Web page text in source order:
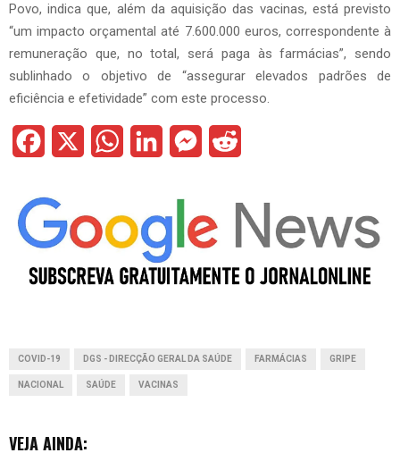
Povo, indica que, além da aquisição das vacinas, está previsto
“um impacto orçamental até 7.600.000 euros, correspondente à
remuneração que, no total, será paga às farmácias”, sendo
sublinhado o objetivo de “assegurar elevados padrões de
eficiência e efetividade” com este processo.
c
e
b
k
t
s
p
k
e
n
M
s
e
e
d
COVID-19 DGS - DIRECÇÃO GERAL DA SAÚDE FARMÁCIAS GRIPE
NACIONAL SAÚDE VACINAS
VEJA AINDA: